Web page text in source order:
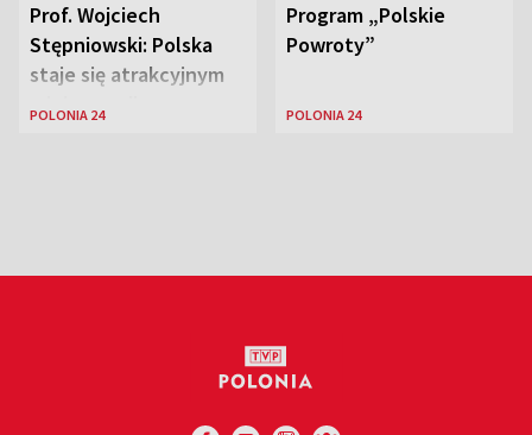
Prof. Wojciech
Stępniowski: Polska
staje się atrakcyjnym
miejscem dla
POLONIA 24
Program „Polskie
Powroty”
POLONIA 24